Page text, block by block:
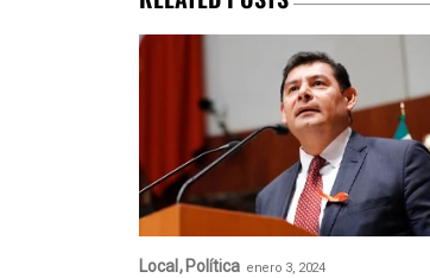
Local Política enero 3, 2024